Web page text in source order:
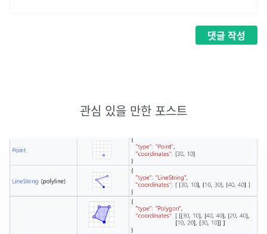
댓글 작성
관심 있을 만한 포스트